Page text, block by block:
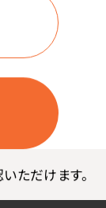
ただけます。